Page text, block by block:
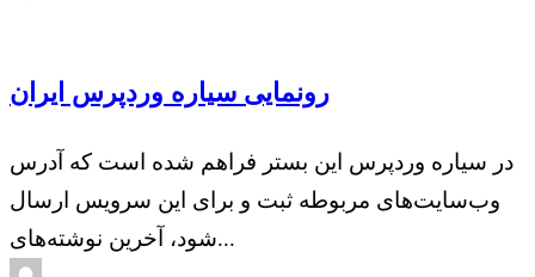
رونمایی سیاره وردپرس ایران
در سیاره وردپرس این بستر فراهم شده است که آدرس
وب‌سایت‌های مربوطه ثبت و برای این سرویس ارسال
شود، آخرین نوشته‌های...